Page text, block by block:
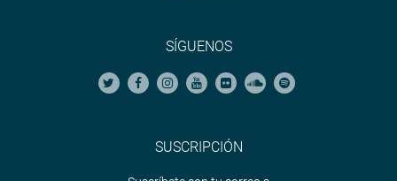
SÍGUENOS
SUSCRIPCIÓN